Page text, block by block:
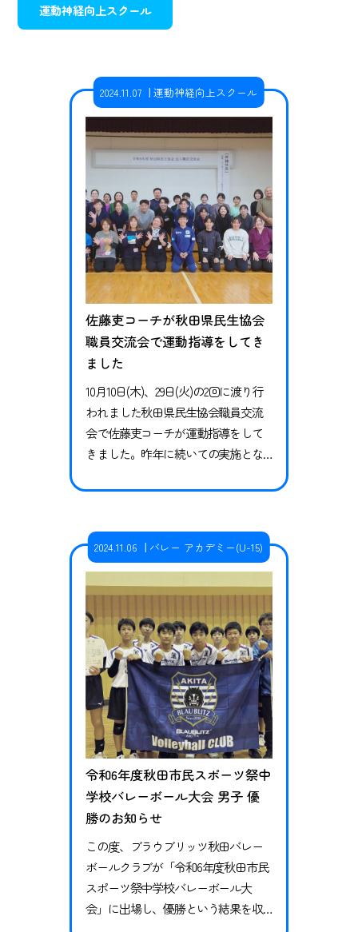
運動神経向上スクール
2024.11.07 運動神経向上スクール
佐藤吏コーチが秋田県民生協会
職員交流会で運動指導をしてき
ました
10月10日(木)、29日(火)の2回に渡り行
われました秋田県民生協会職員交流
会で佐藤吏コーチが運動指導をして
きました。昨年に続いての実施とな
る職員の皆様にご参加いただきまし
を動かすために必要な体の使い方の
お話や体験を行いました。その後は
様々なゲームを行いました。ゲーム
の前にそれぞれのゲームの運動効…
2024.11.06 バレー アカデミー(U-15)
令和6年度秋田市民スポーツ祭中
学校バレーボール大会 男子 優
勝のお知らせ
この度、ブラウブリッツ秋田バレー
ボールクラブが「令和6年度秋田市民
スポーツ祭中学校バレーボール大
会」に出場し、優勝という結果を収